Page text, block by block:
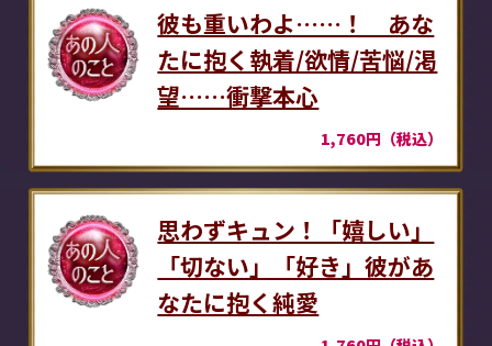
彼も重いわよ……！ あな
たに抱く執着/欲情/苦悩/渇
望……衝撃本心
1,760円（税込）
思わずキュン！「嬉しい」
「切ない」「好き」彼があ
なたに抱く純愛